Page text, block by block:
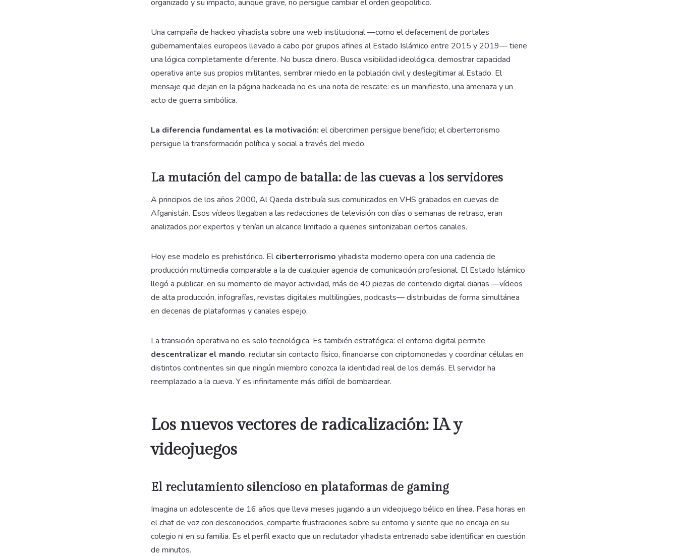
organizado y su impacto, aunque grave, no persigue cambiar el orden geopolítico.
Una campaña de hackeo yihadista sobre una web institucional —como el defacement de portales
gubernamentales europeos llevado a cabo por grupos afines al Estado Islámico entre 2015 y 2019— tiene
una lógica completamente diferente. No busca dinero. Busca visibilidad ideológica, demostrar capacidad
operativa ante sus propios militantes, sembrar miedo en la población civil y deslegitimar al Estado. El
mensaje que dejan en la página hackeada no es una nota de rescate: es un manifiesto, una amenaza y un
acto de guerra simbólica.
La diferencia fundamental es la motivación: el cibercrimen persigue beneficio; el ciberterrorismo
persigue la transformación política y social a través del miedo.
La mutación del campo de batalla: de las cuevas a los servidores
A principios de los años 2000, Al Qaeda distribuía sus comunicados en VHS grabados en cuevas de
Afganistán. Esos vídeos llegaban a las redacciones de televisión con días o semanas de retraso, eran
analizados por expertos y tenían un alcance limitado a quienes sintonizaban ciertos canales.
Hoy ese modelo es prehistórico. Elciberterrorismo yihadista moderno opera con una cadencia de
producción multimedia comparable a la de cualquier agencia de comunicación profesional. El Estado Islámico
llegó a publicar, en su momento de mayor actividad, más de 40 piezas de contenido digital diarias —vídeos
de alta producción, infografías, revistas digitales multilingües, podcasts— distribuidas de forma simultánea
en decenas de plataformas y canales espejo.
La transición operativa no es solo tecnológica. Es también estratégica: el entorno digital permite
descentralizar el mando, reclutar sin contacto físico, financiarse con criptomonedas y coordinar células en
distintos continentes sin que ningún miembro conozca la identidad real de los demás. El servidor ha
reemplazado a la cueva. Y es infinitamente más difícil de bombardear.
Los nuevos vectores de radicalización: IA y
videojuegos
El reclutamiento silencioso en plataformas de gaming
Imagina un adolescente de 16 años que lleva meses jugando a un videojuego bélico en línea. Pasa horas en
el chat de voz con desconocidos, comparte frustraciones sobre su entorno y siente que no encaja en su
colegio ni en su familia. Es el perfil exacto que un reclutador yihadista entrenado sabe identificar en cuestión
de minutos.